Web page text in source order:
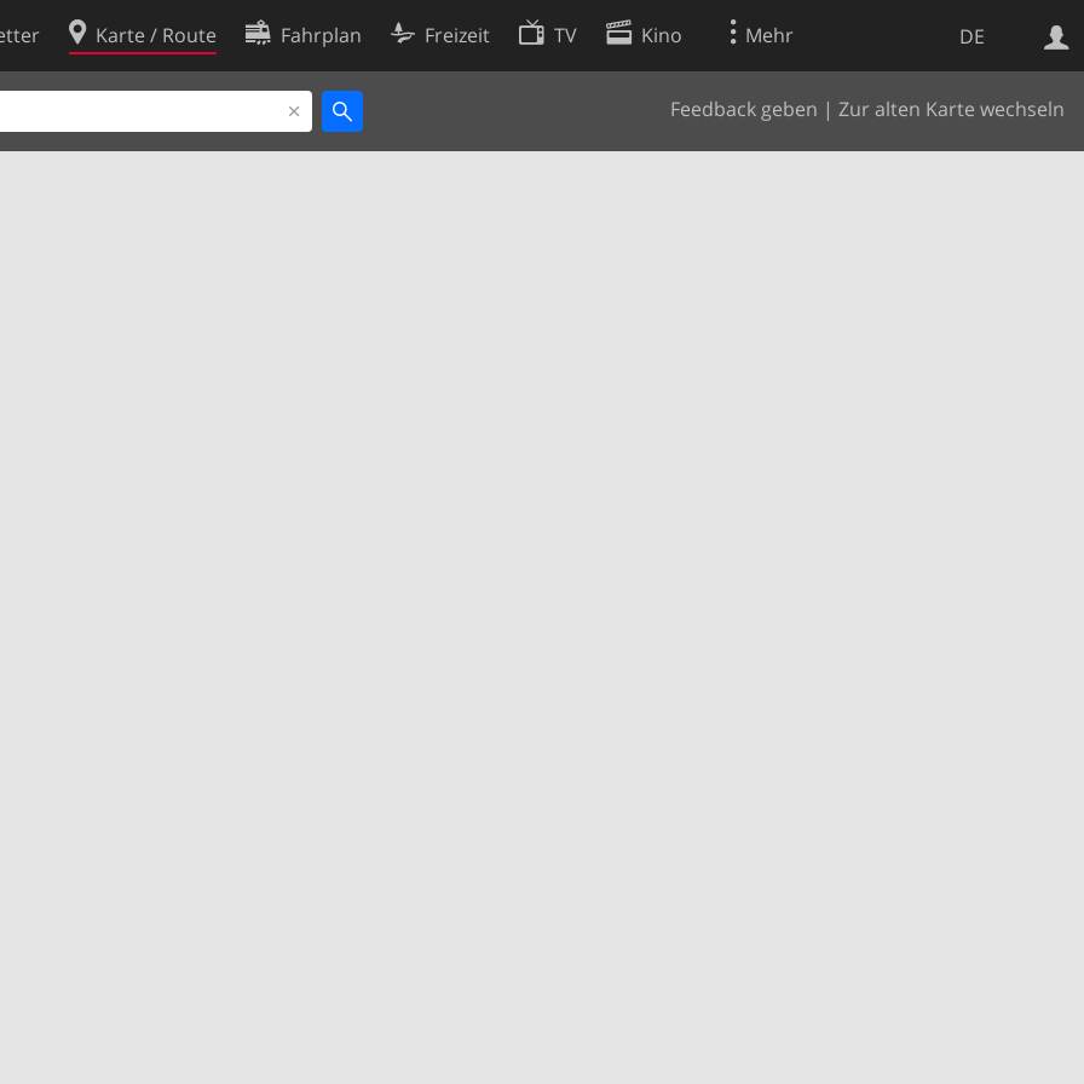
DE
Karte / Route Fahrplan Freizeit TV Kino Mehr
Feedback geben | Zur alten Karte wechseln
Websuche
Cookie-Richtlinie
Cookie-Einstellungen